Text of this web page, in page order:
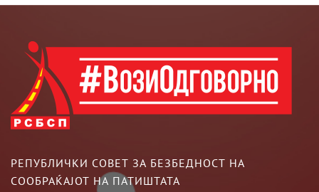
РЕПУБЛИЧКИ СОВЕТ ЗА БЕЗБЕДНОСТ НА
СООБРАЌАЈОТ НА ПАТИШТАТА